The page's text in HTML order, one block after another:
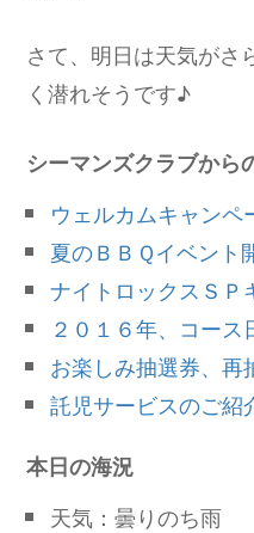
さて、明日は天気がさ
く潜れそうです♪
シーマンズクラブから
ウェルカムキャンペ
夏のＢＢＱイベント
ナイトロックスＳＰ
２０１６年、コー
お楽しみ抽選券、再
託児サービスのご紹
本日の海況
天気：曇りのち雨